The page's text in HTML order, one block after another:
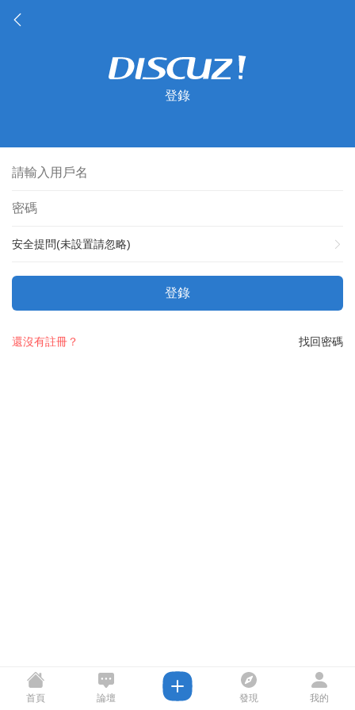
登錄
安全提問(未設置請忽略)
登錄
找回密碼
還沒有註冊？
首頁 論壇 發現 我的